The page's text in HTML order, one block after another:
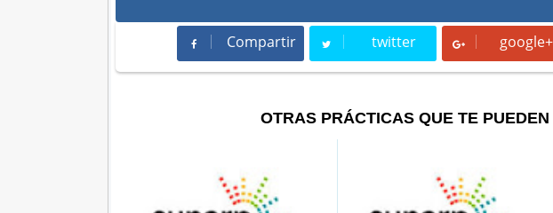
Compartir
Compartir twitter
Tweet google+
OTRAS PRÁCTICAS QUE TE PUEDEN